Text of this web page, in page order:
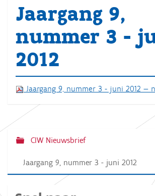
Jaargang 9,
nummer 3 -
2012
Jaargang 9, nummer 3 - juni 2012 —
N
v
CIW Nieuwsbrief
Jaargang 9, nummer 3 - juni 2012